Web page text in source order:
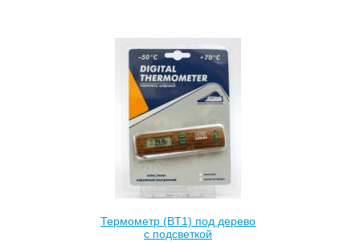
Термометр (BT1) под дерево
с подсветкой